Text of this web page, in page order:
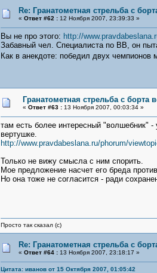
Re: Гранатометная стрельба с
« Ответ #62 :12 Ноября 2007, 23:39:33 »
Вы не про этого: http://
Забавный чел. Специалиста по ВВ, он
Как в анекдоте: победил двух
Гранатометная стрельба с борта
« Ответ #63 :13 Ноября 2007, 00:03:34 »
там есть более интересный "волшебник" -
вертушке.
http://www.pravdabeslana.ru/phorum/
Только не вижу смысла с ним спорить.
Мое предложение насчет его бреда
Но она тоже не согласится - ради
Просто так сказал (с)
Re: Гранатометная стрельба с
« Ответ #64 :13 Ноября 2007, 23:18:17 »
Цитата: иванов от 15 Октября 2007, 01:05:42